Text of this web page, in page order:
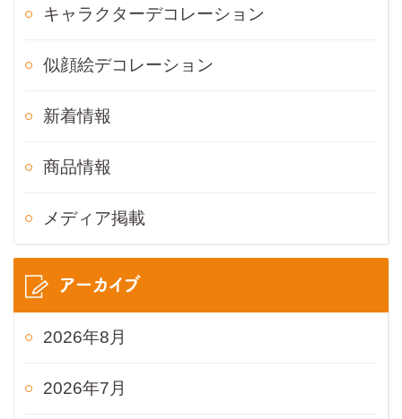
キャラクターデコレーション
似顔絵デコレーション
新着情報
商品情報
メディア掲載
アーカイブ
2026年8月
2026年7月